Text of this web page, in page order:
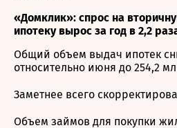
«Домклик»: спрос на
ипотеку вырос за год в 2,2
Общий объем выдач ипотек
относительно июня до 254,2
Заметнее всего
Объем займов для покупки